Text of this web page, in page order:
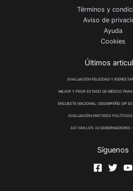
Términos y
Aviso de
Ayuda
Cookies
Últimos
EVALUACIÓN FELICIDAD Y
MEJOR Y PEOR ESTADO DE MÉXICO
ENCUESTA NACIONAL: DESEMPEÑO DIF
EVALUACIÓN PARTIDOS
ASÍ VAN LOS 32 GOBERNADORES
Síguenos